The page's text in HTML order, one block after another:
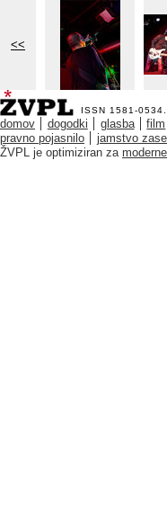
<<
ISSN 1581-
domov dogodki glasba film
pravno pojasnilo
jamstvo
ŽVPL je optimiziran za